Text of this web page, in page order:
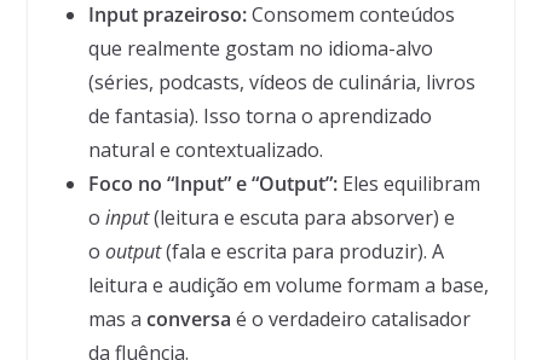
Input prazeiroso:Consomem conteúdos
que realmente gostam no idioma-alvo
(séries, podcasts, vídeos de culinária, livros
de fantasia). Isso torna o aprendizado
natural e contextualizado.
Foco no “Input” e “Output”:Eles equilibram
o input(leitura e escuta para absorver) e
o output(fala e escrita para produzir). A
leitura e audição em volume formam a base,
mas a conversa é o verdadeiro catalisador
da fluência.